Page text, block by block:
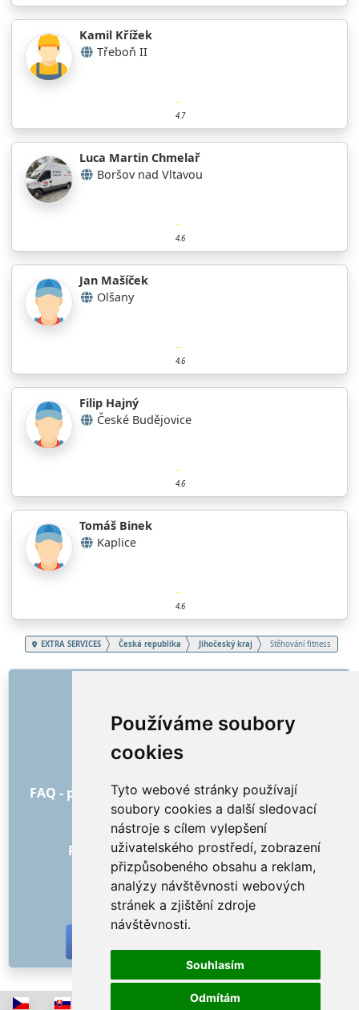
Používáme soubory
cookies
Tyto webové stránky používají
soubory cookies a další sledovací
nástroje s cílem vylepšení
uživatelského prostředí, zobrazení
přizpůsobeného obsahu a reklam,
analýzy návštěvnosti webových
stránek a zjištění zdroje
návštěvnosti.
Souhlasím
Odmítám
Kamil Křížek
Třeboň II
4.7
Luca Martin Chmelař
Boršov nad Vltavou
4.6
Jan Mašíček
Olšany
4.6
Filip Hajný
České Budějovice
4.6
Tomáš Binek
Kaplice
4.6
EXTRA SERVICES Česká republika Jihočeský kraj Stěhování fitness
O nás
Jak to všechno začalo
Ceník
FAQ - pro objednatele FAQ - pro poskytovatele
Reklama a marketing
Blog
Recenze objednávek s hodnocením
Kontakt
SOCIÁLNÍ SÍTĚ